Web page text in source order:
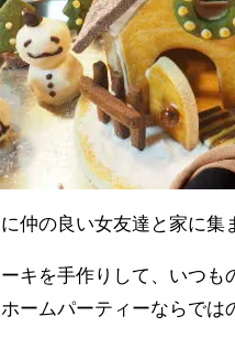
仲の良い女友達と家に
キを手作りして、いつ
ームパーティーならでは